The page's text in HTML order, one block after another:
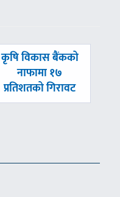
अघिल्लाे
कृषि विकास बैंकको
नाफामा १७
प्रतिशतको गिरावट